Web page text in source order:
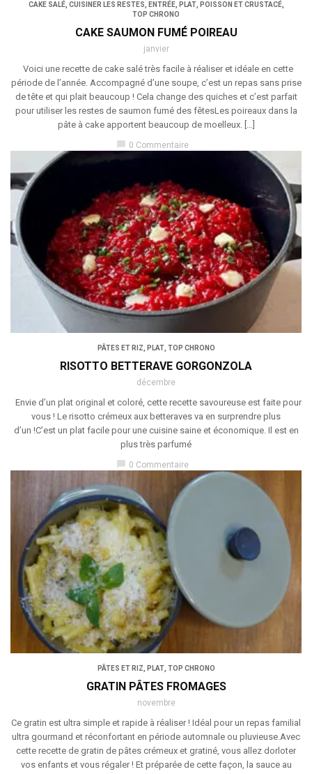
CAKE SALÉ, CUISINER LES RESTES ENTRÉE, PLAT, POISSON ET CRUSTACÉ,
TOP CHRONO
CAKE SAUMON FUMÉ POIREAU
janvier
Voici une recette de cake salé très facile à réaliser et idéale en cette
période de l’année. Accompagné d’une soupe, c’est un repas sans prise
de tête et qui plait beaucoup ! Cela change des quiches et c’est parfait
pour utiliser les restes de saumon fumé des fêtesLes poireaux dans la
pâte à cake apportent beaucoup de moelleux. […]
chat_bubble 0 Commentaire
PÂTES ET RIZ, PLAT, TOP CHRONO
RISOTTO BETTERAVE GORGONZOLA
décembre
Envie d’un plat original et coloré, cette recette savoureuse est faite pour
vous ! Le risotto crémeux aux betteraves va en surprendre plus
d’un !C’est un plat facile pour une cuisine saine et économique. Il est en
plus très parfumé
chat_bubble 0 Commentaire
PÂTES ET RIZ PLAT, TOP CHRONO
GRATIN PÂTES FROMAGES
novembre
Ce gratin est ultra simple et rapide à réaliser ! Idéal pour un repas familial
ultra gourmand et réconfortant en période automnale ou pluvieuse.Avec
cette recette de gratin de pâtes crémeux et gratiné, vous allez dorloter
vos enfants et vous régaler ! Et préparée de cette façon, la sauce au